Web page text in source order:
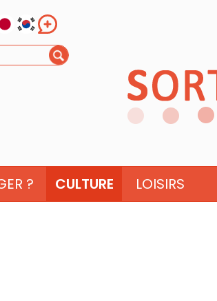
? CULTURE LOISIRS